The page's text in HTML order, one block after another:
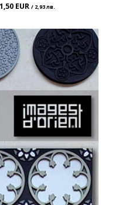
1,50 EUR / 2,93 лв.